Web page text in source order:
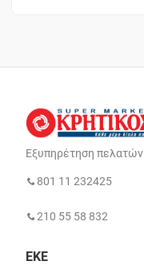
Εξυπηρέτηση πελατών
801 11 232425
210 55 58 832
ΕΚΕ